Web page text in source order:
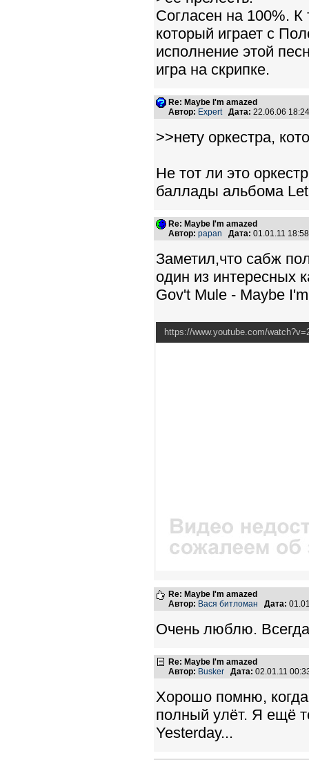
Согласен на 100%. К
который играет с
исполнение этой
игра на скрипке.
Re: Maybe I'm amazed
Автор: Expert Дата: 22.06.06
>>нету оркестра,
Не тот ли это
баллады альбома
Re: Maybe I'm amazed
Автор: papan Дата: 01.01.11
Заметил,что сабж
один из интересных
Gov't Mule - Maybe
https://www.youtube.com/
Re: Maybe I'm amazed
Автор: Вася битломан Дата:
Очень люблю.
Re: Maybe I'm amazed
Автор: Busker Дата: 02.01.11
Хорошо помню,
полный улёт. Я ещё
Yesterday...